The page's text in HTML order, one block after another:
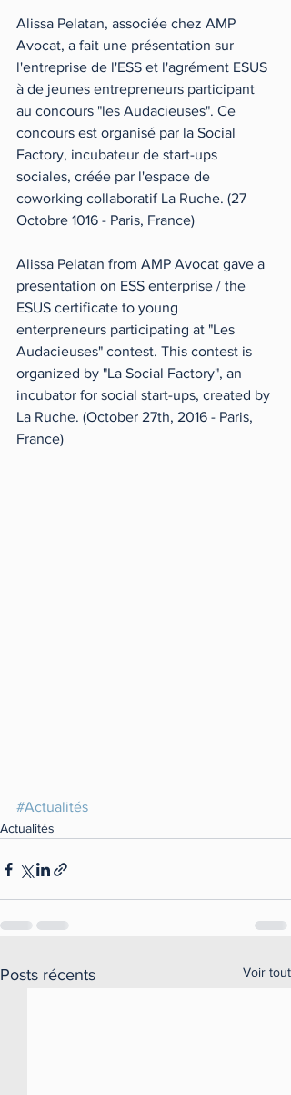
Alissa Pelatan, associée chez AMP
Avocat, a fait une présentation sur
l'entreprise de l'ESS et l'agrément ESUS
à de jeunes entrepreneurs participant
au concours "les Audacieuses". Ce
concours est organisé par la Social
Factory, incubateur de start-ups
sociales, créée par l'espace de
coworking collaboratif La Ruche. (27
Octobre 1016 - Paris, France)
Alissa Pelatan from AMP Avocat gave a
presentation on ESS enterprise / the
ESUS certificate to young
enterpreneurs participating at "Les
Audacieuses" contest. This contest is
organized by "La Social Factory", an
incubator for social start-ups, created by
La Ruche. (October 27th, 2016 - Paris,
France)
#Actualités
Actualités
Posts récents Voir tout